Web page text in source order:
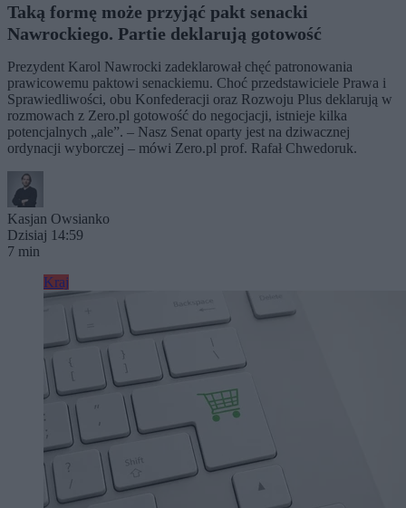
Taką formę może przyjąć pakt senacki
Nawrockiego. Partie deklarują gotowość
Prezydent Karol Nawrocki zadeklarował chęć patronowania
prawicowemu paktowi senackiemu. Choć przedstawiciele Prawa i
Sprawiedliwości, obu Konfederacji oraz Rozwoju Plus deklarują w
rozmowach z Zero.pl gotowość do negocjacji, istnieje kilka
potencjalnych „ale”. – Nasz Senat oparty jest na dziwacznej
ordynacji wyborczej – mówi Zero.pl prof. Rafał Chwedoruk.
Kasjan Owsianko
Dzisiaj 14:59
7 min
Kraj